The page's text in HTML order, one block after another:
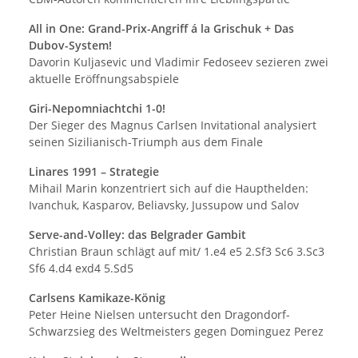
All in One: Grand-Prix-Angriff á la Grischuk + Das
Dubov-System!
Davorin Kuljasevic und Vladimir Fedoseev sezieren zwei
aktuelle Eröffnungsabspiele
Giri-Nepomniachtchi 1-0!
Der Sieger des Magnus Carlsen Invitational analysiert
seinen Sizilianisch-Triumph aus dem Finale
Linares 1991 – Strategie
Mihail Marin konzentriert sich auf die Haupthelden:
Ivanchuk, Kasparov, Beliavsky, Jussupow und Salov
Serve-and-Volley: das Belgrader Gambit
Christian Braun schlägt auf mit/ 1.e4 e5 2.Sf3 Sc6 3.Sc3
Sf6 4.d4 exd4 5.Sd5
Carlsens Kamikaze-König
Peter Heine Nielsen untersucht den Dragondorf-
Schwarzsieg des Weltmeisters gegen Dominguez Perez